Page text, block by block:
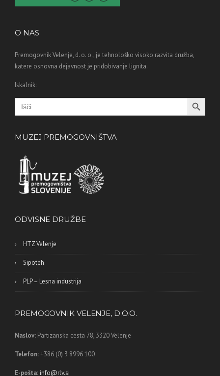
O NAS
Premogovnik Velenje, d. o. o., je tehnološko visoko razvita družba,
katere osnovna dejavnost je pridobivanje lignita.
Iskalnik:
Search
for:
Search Button
MUZEJ PREMOGOVNIŠTVA
ODVISNE DRUŽBE
HTZ Velenje
Sipoteh
PLP – Lesna industrija
PREMOGOVNIK VELENJE, D.O.O.
Naslov: Partizanska cesta 78, 3320 Velenje
Telefon:+386 (0) 3 8996 100
E-pošta: info@rlv.si